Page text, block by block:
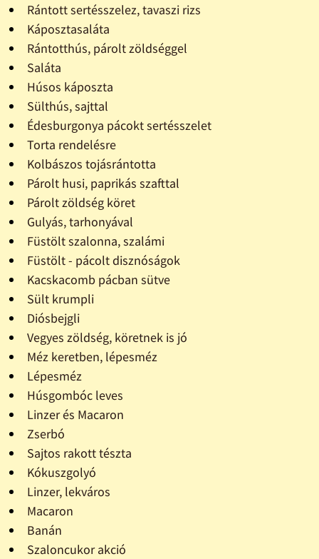
Rántott sertésszelez, tavaszi rizs
Káposztasaláta
Rántotthús, párolt zöldséggel
Saláta
Húsos káposzta
Sülthús, sajttal
Édesburgonya pácokt sertésszelet
Torta rendelésre
Kolbászos tojásrántotta
Párolt husi, paprikás szafttal
Párolt zöldség köret
Gulyás, tarhonyával
Füstölt szalonna, szalámi
Füstölt - pácolt disznóságok
Kacskacomb pácban sütve
Sült krumpli
Diósbejgli
Vegyes zöldség, köretnek is jó
Méz keretben, lépesméz
Lépesméz
Húsgombóc leves
Linzer és Macaron
Zserbó
Sajtos rakott tészta
Kókuszgolyó
Linzer, lekváros
Macaron
Banán
Szaloncukor akció